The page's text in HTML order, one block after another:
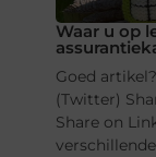
Waar u op
Goed
(Twitter)
Share on